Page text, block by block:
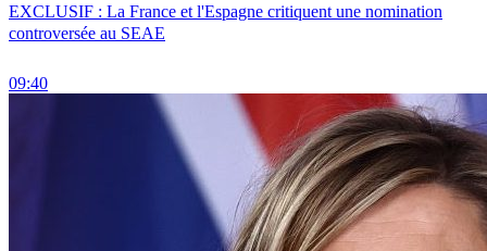
EXCLUSIF : La France et l'Espagne critiquent une nomination
controversée au SEAE
09:40